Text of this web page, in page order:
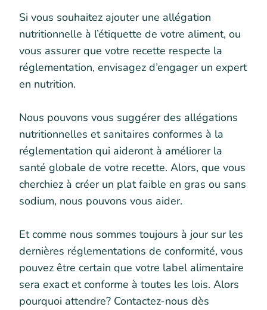
Si vous souhaitez ajouter une allégation
nutritionnelle à l’étiquette de votre aliment, ou
vous assurer que votre recette respecte la
réglementation, envisagez d’engager un expert
en nutrition.
Nous pouvons vous suggérer des allégations
nutritionnelles et sanitaires conformes à la
réglementation qui aideront à améliorer la
santé globale de votre recette. Alors, que vous
cherchiez à créer un plat faible en gras ou sans
sodium, nous pouvons vous aider.
Et comme nous sommes toujours à jour sur les
dernières réglementations de conformité, vous
pouvez être certain que votre label alimentaire
sera exact et conforme à toutes les lois. Alors
pourquoi attendre? Contactez-nous dès